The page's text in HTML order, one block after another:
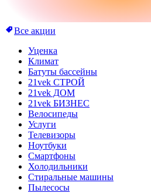
Все акции
Уценка
Климат
Батуты бассейны
21vek СТРОЙ
21vek ДОМ
21vek БИЗНЕС
Велосипеды
Услуги
Телевизоры
Ноутбуки
Смартфоны
Холодильники
Стиральные машины
Пылесосы